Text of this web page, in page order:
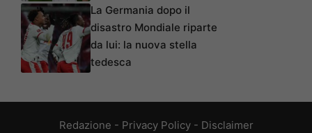
La Germania dopo il
disastro Mondiale riparte
da lui: la nuova stella
tedesca
Redazione - Privacy Policy- Disclaimer